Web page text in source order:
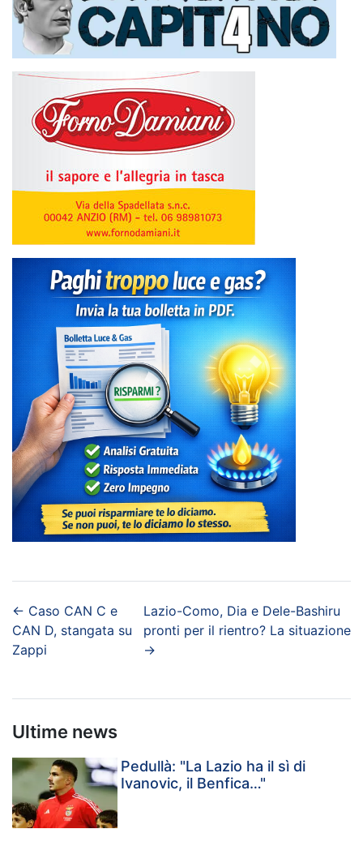
← Caso CAN C e
CAN D, stangata su
Zappi
Lazio-Como, Dia e Dele-Bashiru
pronti per il rientro? La situazione
→
Ultime news
Pedullà: "La Lazio ha il sì di
Ivanovic, il Benfica…"